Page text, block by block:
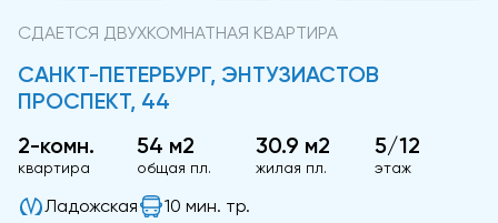
СДАЕТСЯ ДВУХКОМНАТНАЯ КВАРТИРА
САНКТ-ПЕТЕРБУРГ, ЭНТУЗИАСТОВ
ПРОСПЕКТ, 44
2-комн.
квартира
54 м2
общая пл.
30.9 м2
жилая пл.
5/12
этаж
Ладожская 10 мин. тр.